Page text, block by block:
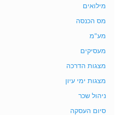
מילואים
מס הכנסה
מע"מ
מעסיקים
מצגות הדרכה
מצגות ימי עיון
ניהול שכר
סיום העסקה